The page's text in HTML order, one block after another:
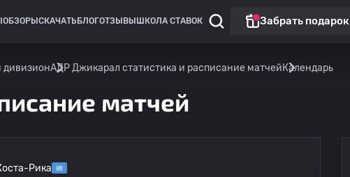
ОБЗОРЫ СКАЧАТЬ БЛОГОТЗЫВЫ ШКОЛА СТАВОК Забрать подарок
дивизионАДР Джикарал статистика и расписание матчейКалендарь
матчей
Рика